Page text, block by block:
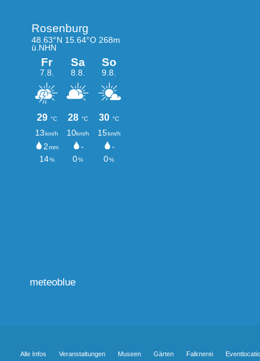
meteoblue
Alle Infos
Veranstaltungen Museen Gärten Falknerei